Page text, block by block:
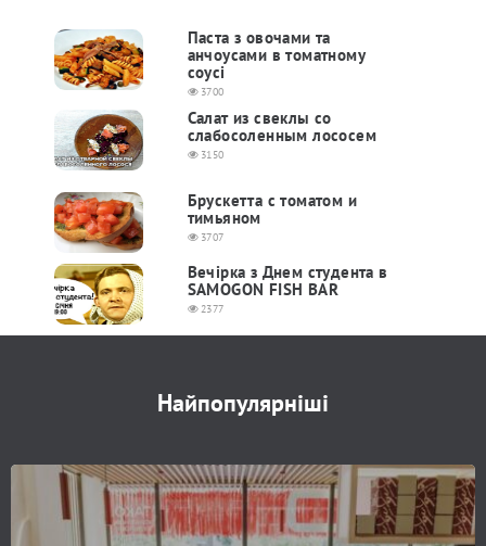
Паста з овочами та
анчоусами в томатному
соусі
3700
Салат из свеклы со
слабосоленным лососем
3150
Брускетта с томатом и
тимьяном
3707
Вечірка з Днем студента в
SAMOGON FISH BAR
2377
Найпопулярніші